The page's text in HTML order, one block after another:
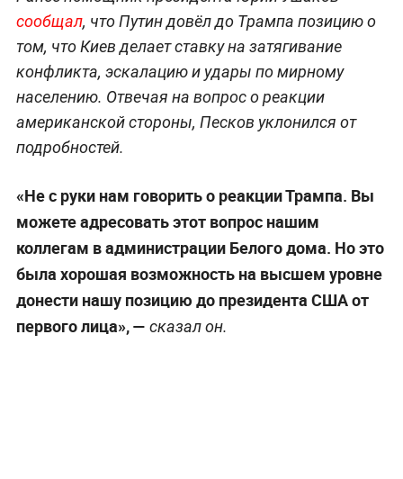
сообщал, что Путин довёл до Трампа позицию о
том, что Киев делает ставку на затягивание
конфликта, эскалацию и удары по мирному
населению. Отвечая на вопрос о реакции
американской стороны, Песков уклонился от
подробностей.
«Не с руки нам говорить о реакции Трампа. Вы
можете адресовать этот вопрос нашим
коллегам в администрации Белого дома. Но это
была хорошая возможность на высшем уровне
донести нашу позицию до президента США от
первого лица», — сказал он.